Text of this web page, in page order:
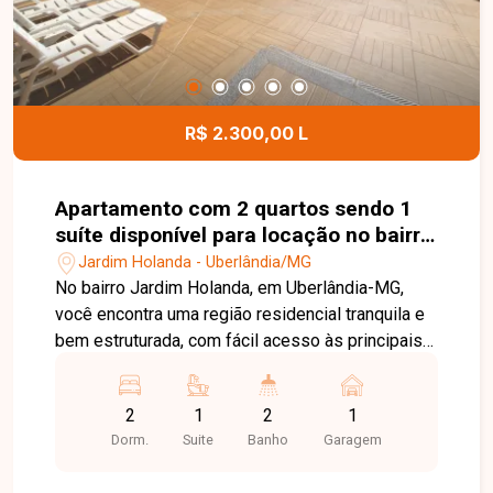
esta excelente oportunidade comercial.
R$ 2.300,00 L
Apartamento com 2 quartos sendo 1
suíte disponível para locação no bairro
Jardim Holanda em Uberlândia-MG
Jardim Holanda - Uberlândia/MG
No bairro Jardim Holanda, em Uberlândia-MG,
você encontra uma região residencial tranquila e
bem estruturada, com fácil acesso às principais
supermercados, escolas, farmácias e diversos
comércios, proporcionando praticidade e
qualidade de vida. Apartamento disponível para
2
Dorm.
1
Suite
2
Banho
1
Garagem